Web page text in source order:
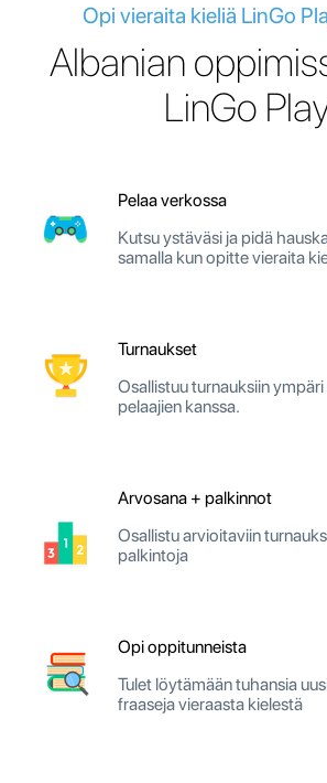
Opi vieraita kieliä LinGo
Albanian
LinGo
Pelaa verkossa
Kutsu ystäväsi ja pidä
samalla kun opitte vieraita
Turnaukset
Osallistuu turnauksiin
pelaajien kanssa.
Arvosana + palkinnot
Osallistu arvioitaviin
palkintoja
Opi oppitunneista
Tulet löytämään tuhansia
fraaseja vieraasta kielestä